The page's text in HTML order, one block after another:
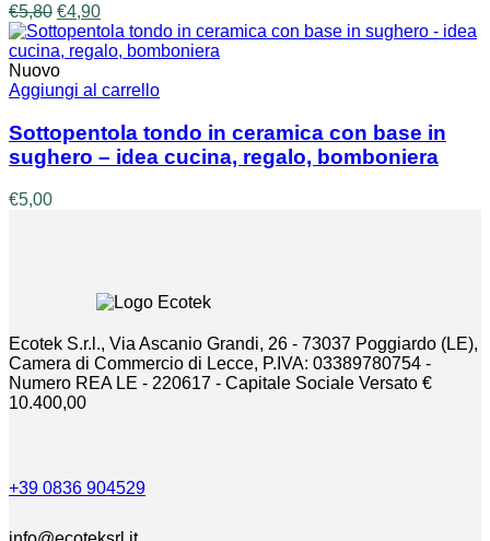
€5,80 Il
prezzo
originale
era:
€5,80.
€4,90Il
prezzo
attuale
€4,90.
Nuovo
Aggiungi al carrello
Sottopentola tondo in ceramica con base in
sughero – idea cucina, regalo, bomboniera
€5,00
Ecotek S.r.l., Via Ascanio Grandi, 26 - 73037 Poggiardo (LE),
Camera di Commercio di Lecce, P.IVA: 03389780754 -
Numero REA LE - 220617 - Capitale Sociale Versato €
10.400,00
+39 0836 904529